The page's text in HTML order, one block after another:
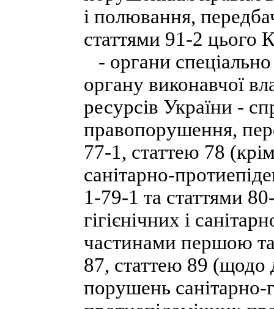
і полювання,
статтями 91-2 цього
- органи
органу виконавчої
ресурсів України -
правопорушення,
77-1, статтею 78
санітарно-
1-79-1 та статтями
гігієнічних і
частинами першою та
87, статтею 89 (щодо
порушень санітарно-